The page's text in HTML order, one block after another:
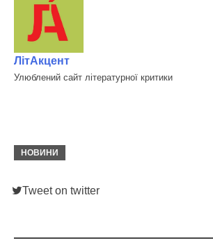
ЛітАкцент
Улюблений сайт літературної критики
НОВИНИ
Tweet on twitter